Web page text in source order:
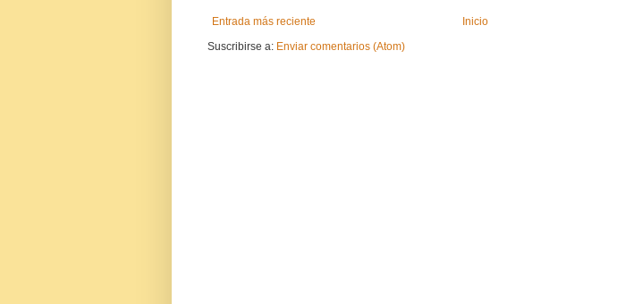
Entrada más reciente
Inicio
Suscribirse a: Enviar comentarios (Atom)